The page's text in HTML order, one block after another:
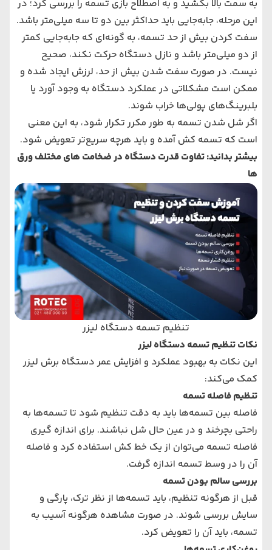
به سمت بالا بکشید و به اصطلاح بازی تسمه را بررسی کرد؛ در
این مرحله، جابه‌جایی باید حداکثر بین دو تا سه میلی‌متر باشد.
سفت کردن بیش از حد تسمه، به گونه‌ای که جابه‌جایی کمتر
از دو میلی‌متر باشد و نازل دستگاه حرکت نکند، صحیح
نیست. در صورت سفت شدن بیش از حد، لرزش ایجاد شده و
ممکن است مشکلاتی در عملکرد دستگاه به وجود آورد یا
بلبرینگ‌های پولی‌ها خراب شوند.
اگر شل شدن تسمه به طور مکرر تکرار شود، به این معنی
است که تسمه کش آمده و باید هرچه سریع‌تر تعویض شود.
بیشتر بدانید:تفاوت قدرت دستگاه در ضخامت های مختلف ورق
ها
تنظیم تسمه دستگاه لیزر
نکات تنظیم تسمه دستگاه لیزر
این نکات به بهبود عملکرد و افزایش عمردستگاه برش لیزر
کمک می‌کند:
تنظیم فاصله تسمه
فاصله بین تسمه‌ها باید به دقت تنظیم شود تا تسمه‌ها به
راحتی بچرخند و در عین حال شل نباشند. برای اندازه گیری
فاصله تسمه می‌توان از یک خط کش استفاده کرد و فاصله
آن را در وسط تسمه اندازه گرفت.
بررسی سالم بودن تسمه
قبل از هرگونه تنظیم، باید تسمه‌ها از نظر ترک، پارگی و
سایش بررسی شوند. در صورت مشاهده هرگونه آسیب به
تسمه، باید آن را تعویض کرد.